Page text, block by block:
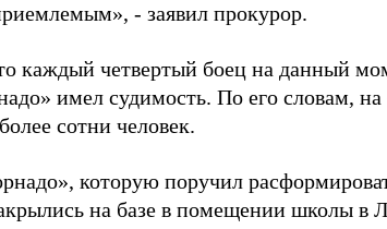
- заявил прокурор.
каждый четвертый боец на данный
имел судимость. По его словам, на
сотни человек.
которую поручил
на базе в помещении школы в